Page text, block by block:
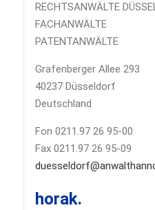
RECHTSANWÄLTE
FACHANWÄLTE
PATENTANWÄLTE
Grafenberger Allee 293
40237 Düsseldorf
Deutschland
Fon 0211.97 26 95-00
Fax 0211.97 26 95-09
horak.